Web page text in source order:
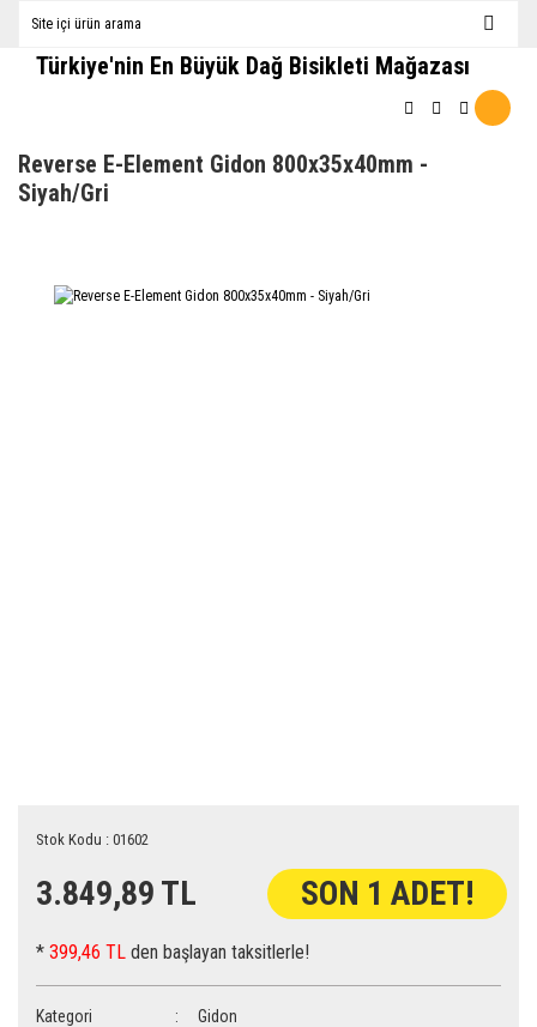
Türkiye'nin En Büyük Dağ Bisikleti Mağazası
Reverse E-Element Gidon 800x35x40mm -
Siyah/Gri
Stok Kodu : 01602
3.849,89 TL SON 1 ADET!
* 399,46 TL den başlayan taksitlerle!
Kategori
Gidon